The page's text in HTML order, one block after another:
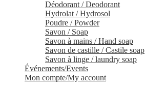
Déodorant / Deodorant
Hydrolat / Hydrosol
Poudre / Powder
Savon / Soap
Savon à mains / Hand soap
Savon de castille / Castile soap
Savon à linge / laundry soap
Événements/Events
Mon compte/My account